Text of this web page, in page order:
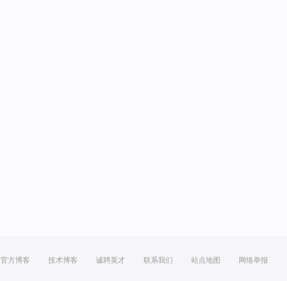
官方博客 技术博客 诚聘英才 联系我们 站点地图 网络举报